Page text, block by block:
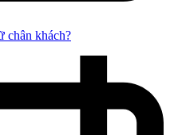
chân khách?